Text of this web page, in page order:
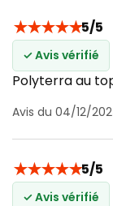
★★★★★5/5
✓ Avis vérifié
Polyterra au
Avis du 04/12/
★★★★★5/5
✓ Avis vérifié